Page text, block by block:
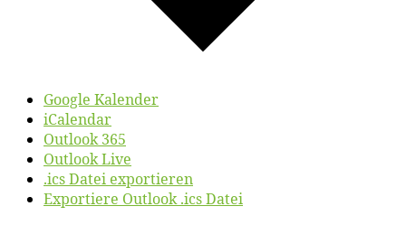
Google Kalender
iCalendar
Outlook 365
Outlook Live
.ics Datei exportieren
Exportiere Outlook .ics Datei